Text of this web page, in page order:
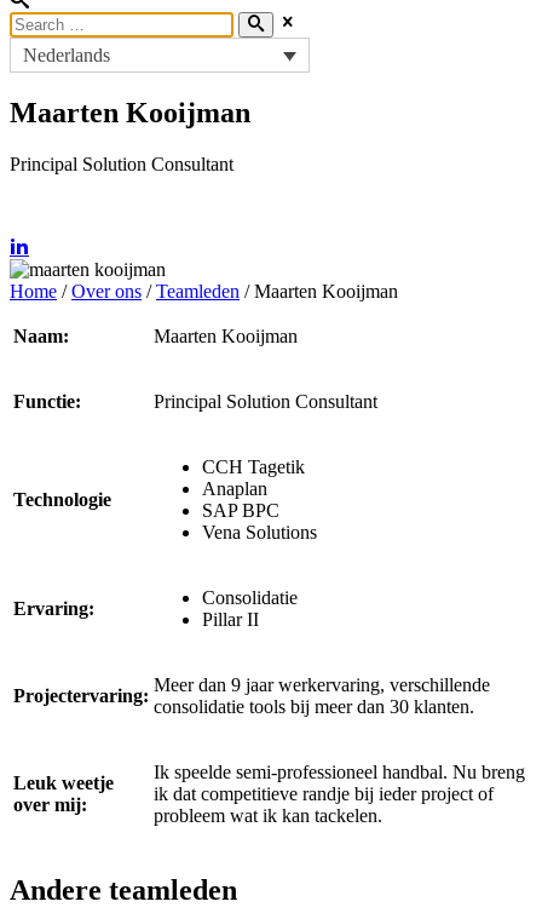
Nederlands
Maarten Kooijman
Principal Solution Consultant
Home /Over ons /Teamleden /Maarten Kooijman
Naam: Maarten Kooijman
Functie: Principal Solution Consultant
Technologie
CCH Tagetik
Anaplan
SAP BPC
Vena Solutions
Ervaring:
Consolidatie
Pillar II
Projectervaring:
Meer dan 9 jaar werkervaring, verschillende
consolidatie tools bij meer dan 30 klanten.
Leuk weetje
over mij:
Ik speelde semi-professioneel handbal. Nu breng
ik dat competitieve randje bij ieder project of
probleem wat ik kan tackelen.
Andere teamleden